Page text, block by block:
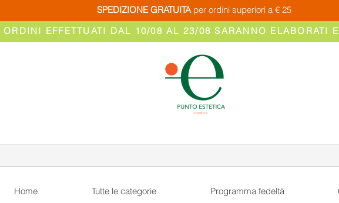
SPEDIZIONE GRATUITAper ordini superiori a € 25
EFFETTUATI DAL 10/08 AL 23/08 SARANNO ELABORATI
Home Tutte le categorie Programma fedeltà